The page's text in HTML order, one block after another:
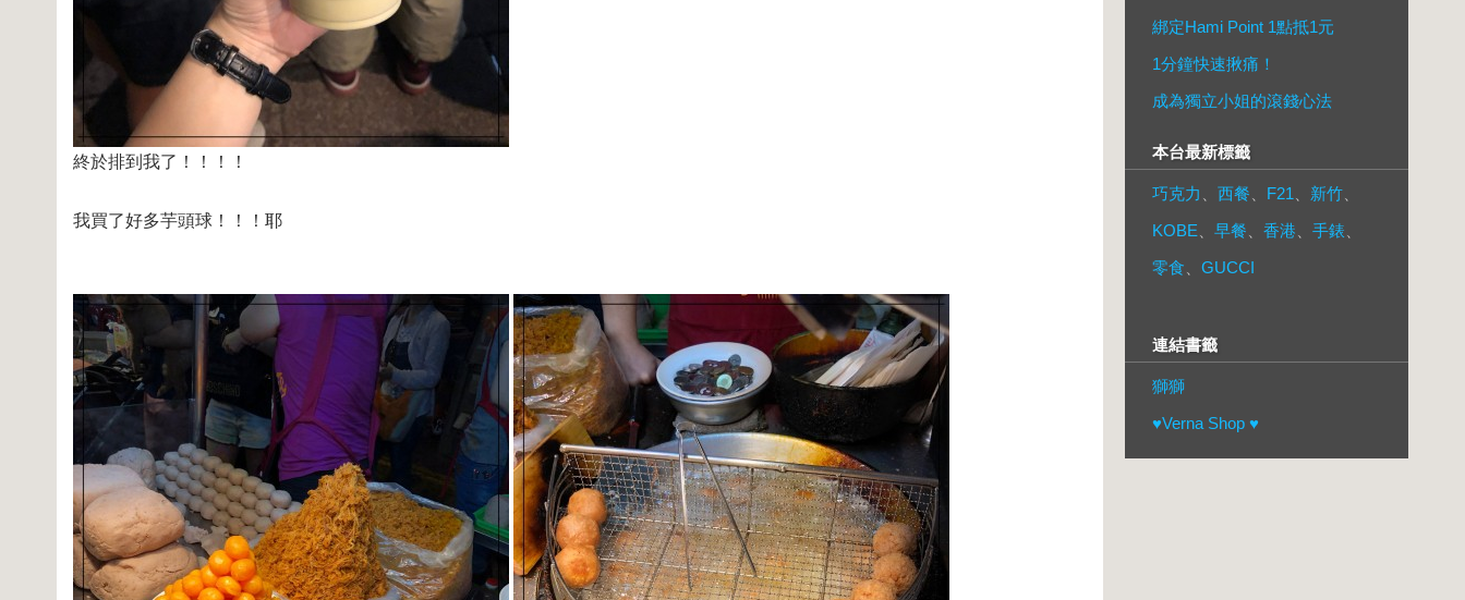
終於排到我了！！！！
我買了好多芋頭球！！！耶
綁定Hami Point 1點抵1元
1分鐘快速揪痛！
成為獨立小姐的滾錢心法
本台最新標籤
巧克力 西餐 F21 新竹
KOBE
早餐 香港 手錶
零食
GUCCI
連結書籤
獅獅
♥Verna Shop ♥